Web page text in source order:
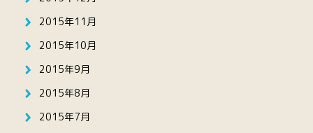
2015年11月
2015年10月
2015年9月
2015年8月
2015年7月